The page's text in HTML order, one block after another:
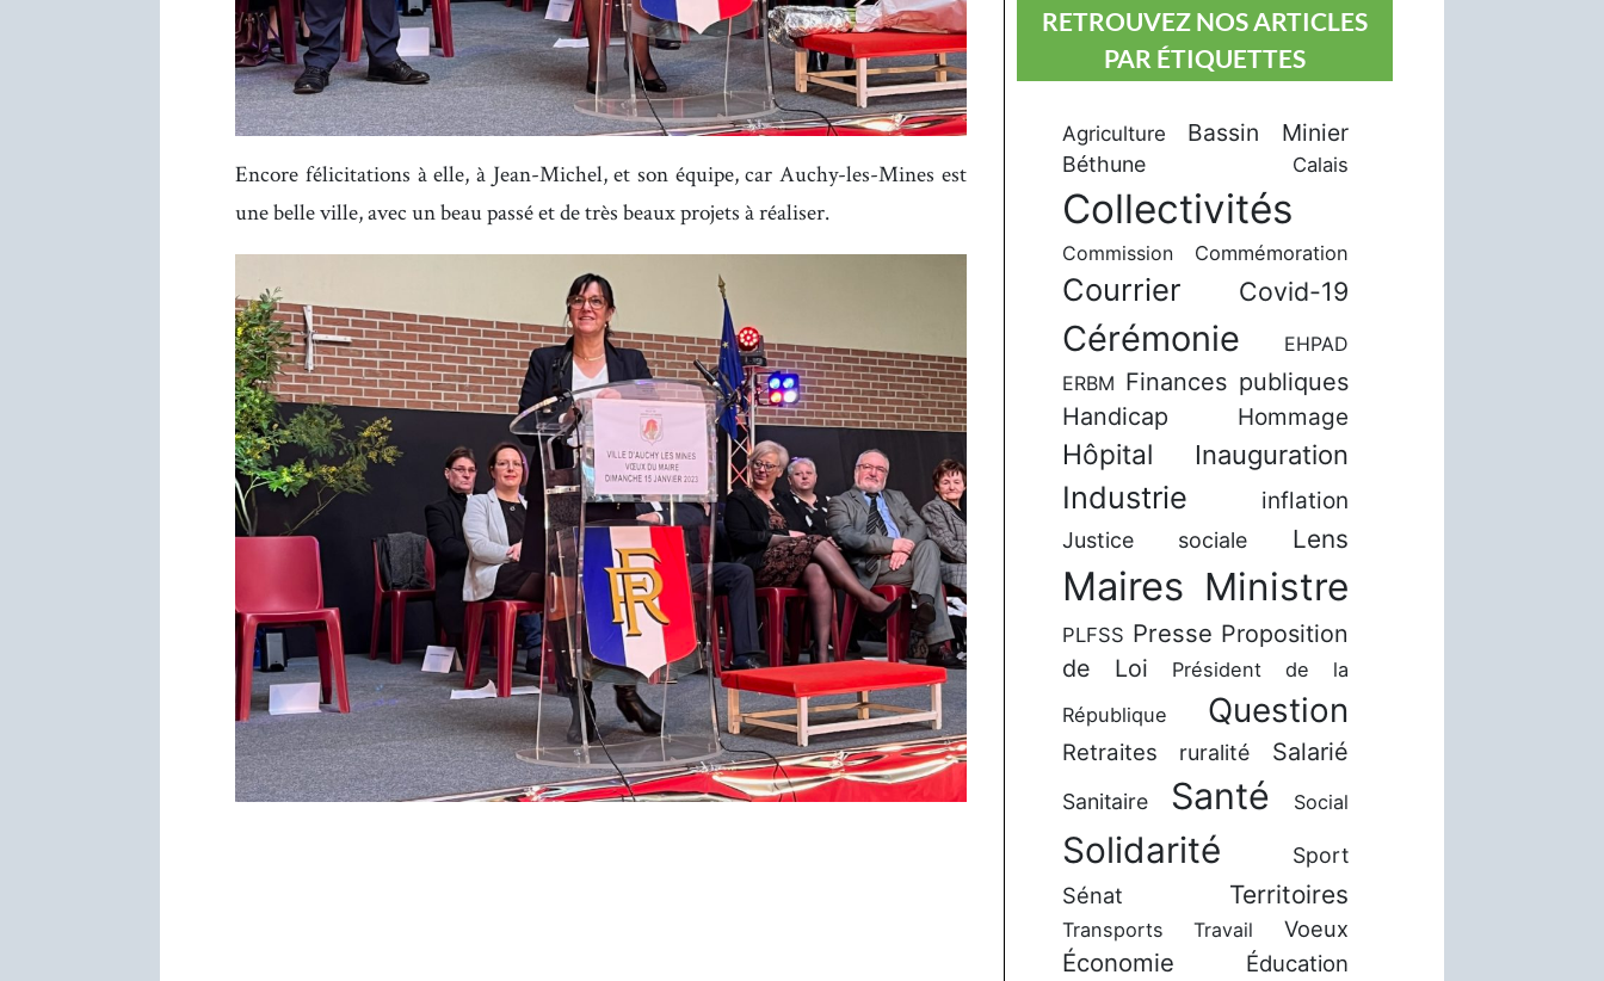
Encore félicitations à elle, à Jean-Michel, et son équipe, car Auchy-les-Mines est
une belle ville, avec un beau passé et de très beaux projets à réaliser.
RETROUVEZ NOS ARTICLES
PAR ÉTIQUETTES
Agriculture Bassin Minier
Béthune Calais
Collectivités
Commission Commémoration
Courrier Covid-19
Cérémonie
EHPAD
ERBM Finances publiques
Handicap
Hommage
Hôpital Inauguration
Industrie inflation
Justice sociale Lens
Maires Ministre
PLFSS Presse Proposition
de Loi
Président de la
République
Question
Retraites ruralité Salarié
Sanitaire Santé Social
Solidarité Sport
Sénat Territoires
Transports Travail Voeux
Économie Éducation